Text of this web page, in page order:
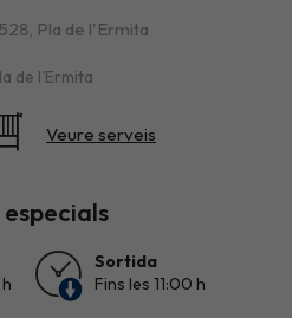
Pla de l'Ermita
de l'Ermita